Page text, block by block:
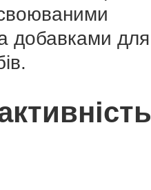
добавками для